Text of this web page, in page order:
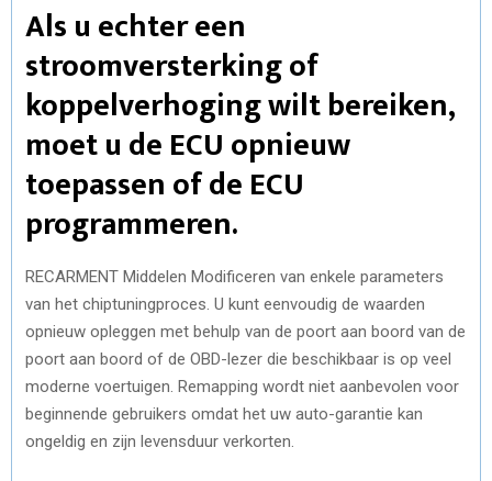
Als u echter een
stroomversterking of
koppelverhoging wilt bereiken,
moet u de ECU opnieuw
toepassen of de ECU
programmeren.
RECARMENT Middelen Modificeren van enkele parameters
van het chiptuningproces. U kunt eenvoudig de waarden
opnieuw opleggen met behulp van de poort aan boord van de
poort aan boord of de OBD-lezer die beschikbaar is op veel
moderne voertuigen. Remapping wordt niet aanbevolen voor
beginnende gebruikers omdat het uw auto-garantie kan
ongeldig en zijn levensduur verkorten.